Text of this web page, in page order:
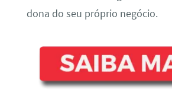
dona do seu próprio negócio.